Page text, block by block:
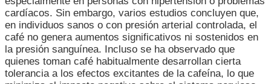
cardíacos. Sin embargo, varios estudios concluyen que,
en individuos sanos o con presión arterial controlada, el
café no genera aumentos significativos ni sostenidos en
la presión sanguínea. Incluso se ha observado que
quienes toman café habitualmente desarrollan cierta
tolerancia a los efectos excitantes de la cafeína, lo que